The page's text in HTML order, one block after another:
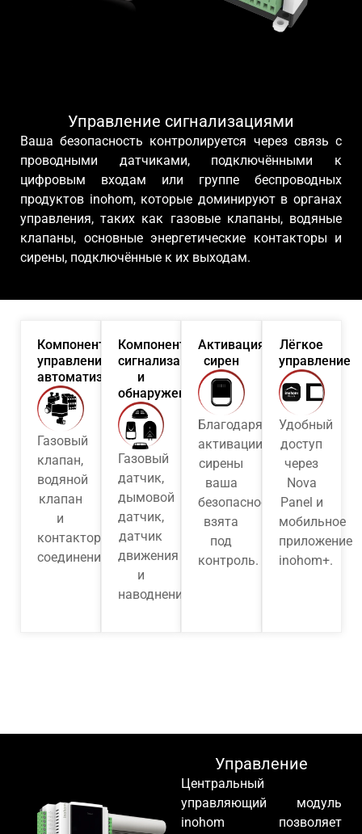
Управление сигнализациями
Ваша безопасность контролируется через связь с
проводными датчиками, подключёнными к
цифровым входам или группе беспроводных
продуктов inohom, которые доминируют в органах
управления, таких как газовые клапаны, водяные
клапаны, основные энергетические контакторы и
сирены, подключённые к их выходам.
Компоненты
управления
автоматизацией
Газовый
клапан,
водяной
клапан
и
контакторное
соединение
Компоненты
сигнализации
и
обнаружения
Газовый
датчик,
дымовой
датчик,
датчик
движения
и
наводнения
Активация
сирен
Благодаря
активации
сирены
ваша
безопасность
взята
под
контроль.
Лёгкое
управление
Удобный
доступ
через
Nova
Panel и
мобильное
приложение
inohom+.
Управление
Центральный
управляющий модуль
inohom позволяет